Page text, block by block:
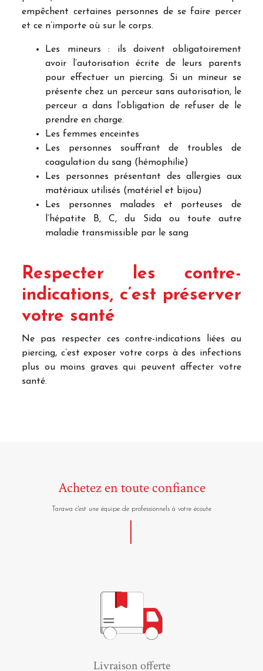
empêchent certaines personnes de se faire percer
et ce n’importe où sur le corps.
Les mineurs : ils doivent obligatoirement
avoir l’autorisation écrite de leurs parents
pour effectuer un piercing. Si un mineur se
présente chez un perceur sans autorisation, le
perceur a dans l’obligation de refuser de le
prendre en charge.
Les femmes enceintes
Les personnes souffrant de troubles de
coagulation du sang (hémophilie)
Les personnes présentant des allergies aux
matériaux utilisés (matériel et bijou)
Les personnes malades et porteuses de
l’hépatite B, C, du Sida ou toute autre
maladie transmissible par le sang
Respecter les contre-
indications, c’est préserver
votre santé
Ne pas respecter ces contre-indications liées au
piercing, c’est exposer votre corps à des infections
plus ou moins graves qui peuvent affecter votre
santé.
Achetez en toute confiance
Tarawa c'est une équipe de professionnels à votre écoute
Livraison offerte